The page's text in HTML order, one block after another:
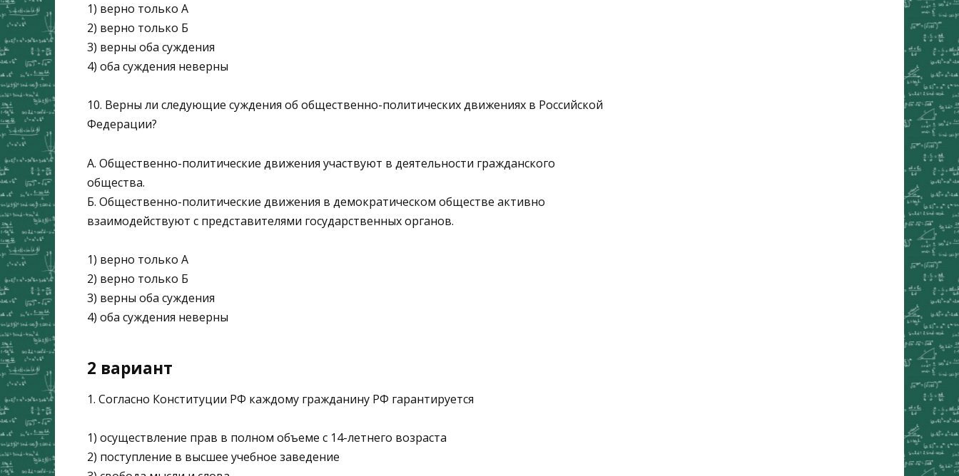
1) верно только А
2) верно только Б
3) верны оба суждения
4) оба суждения неверны
10. Верны ли следующие суждения об общественно-политических движениях в Российской
Федерации?
А. Общественно-политические движения участвуют в деятельности гражданского
общества.
Б. Общественно-политические движения в демократическом обществе активно
взаимодействуют с представителями государственных органов.
1) верно только А
2) верно только Б
3) верны оба суждения
4) оба суждения неверны
2 вариант
1. Согласно Конституции РФ каждому гражданину РФ гарантируется
1) осуществление прав в полном объеме с 14-летнего возраста
2) поступление в высшее учебное заведение